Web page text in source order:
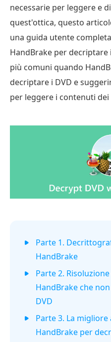
necessarie per leggere e
quest'ottica, questo
una guida utente
HandBrake per decriptare
più comuni quando
decriptare i DVD e
per leggere i contenuti dei
Parte 1.
HandBrake
Parte 2.
HandBrake che
DVD
Parte 3. La
HandBrake per